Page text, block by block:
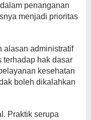
penanganan
menjadi prioritas
alasan administratif
hak dasar
kesehatan
boleh dikalahkan
Praktik serupa